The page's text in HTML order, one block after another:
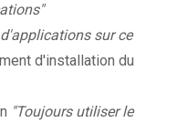
sur ce
d'installation du
"Toujours utiliser le